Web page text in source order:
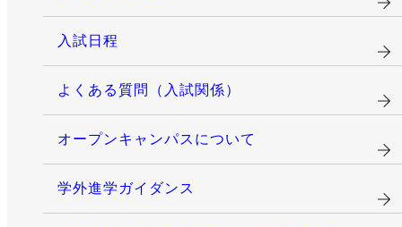
入試日程
よくある質問（入試関係）
オープンキャンパスについて
学外進学ガイダンス